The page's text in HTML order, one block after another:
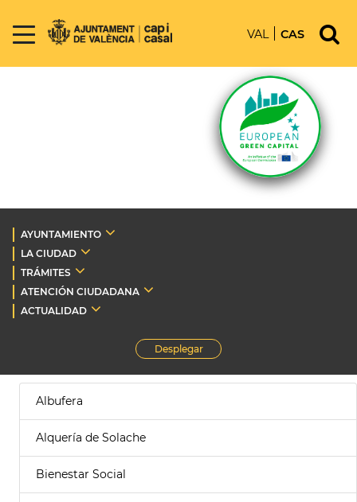
VAL CAS
AYUNTAMIENTO
LA CIUDAD
TRÁMITES
ATENCIÓN CIUDADANA
ACTUALIDAD
Desplegar
Albufera
Alquería de Solache
Bienestar Social